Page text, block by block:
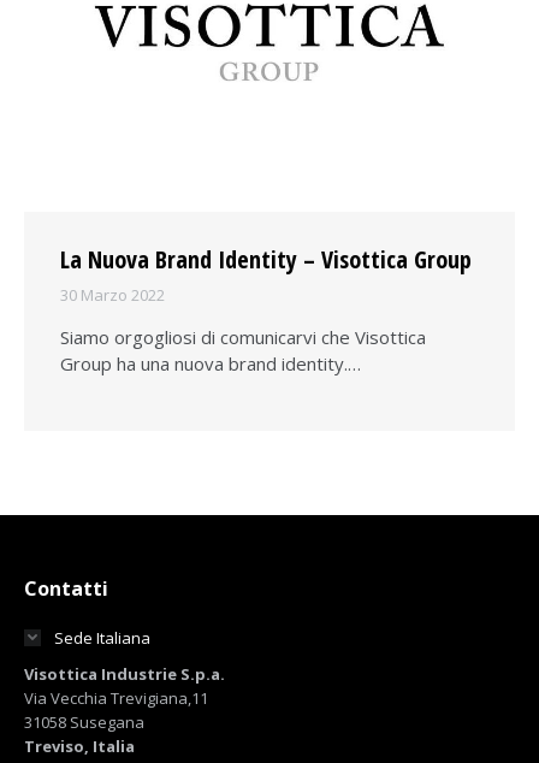
La Nuova Brand Identity – Visottica Group
30 Marzo 2022
Siamo orgogliosi di comunicarvi che Visottica
Group ha una nuova brand identity.…
Contatti
Sede Italiana
Visottica Industrie S.p.a.
Via Vecchia Trevigiana,11
31058 Susegana
Treviso, Italia